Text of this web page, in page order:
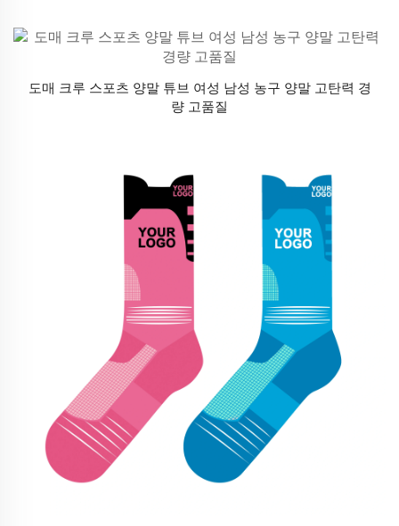
도매 크루 스포츠 양말 튜브 여성 남성 농구 양말 고탄력 경
량 고품질